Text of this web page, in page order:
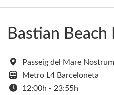
Bastian Beach
Passeig del Mare
Metro L4 Barceloneta
12:00h - 23:55h